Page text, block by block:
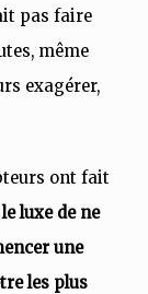
pas faire
même
exagérer,
ont fait
luxe de ne
une
les plus